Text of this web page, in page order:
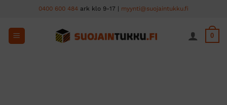
content
0400 600 484 ark klo 9-17 | myynti@suojaintukku.fi
0